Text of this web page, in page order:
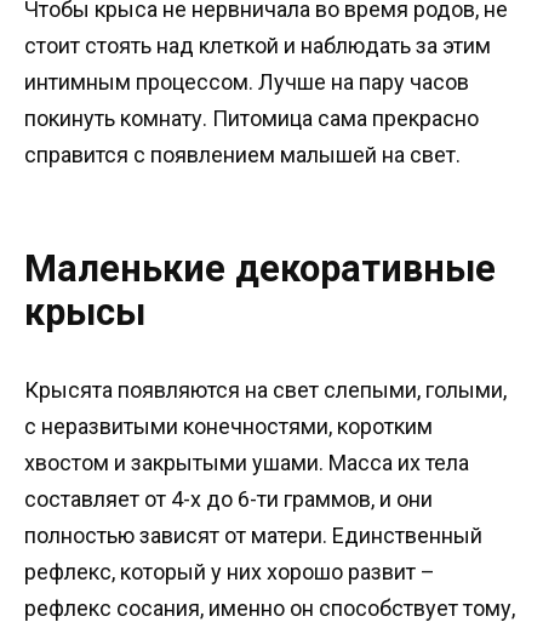
Чтобы крыса не нервничала во время родов, не
стоит стоять над клеткой и наблюдать за этим
интимным процессом. Лучше на пару часов
покинуть комнату. Питомица сама прекрасно
справится с появлением малышей на свет.
Маленькие декоративные
крысы
Крысята появляются на свет слепыми, голыми,
с неразвитыми конечностями, коротким
хвостом и закрытыми ушами. Масса их тела
составляет от 4-х до 6-ти граммов, и они
полностью зависят от матери. Единственный
рефлекс, который у них хорошо развит –
рефлекс сосания, именно он способствует тому,